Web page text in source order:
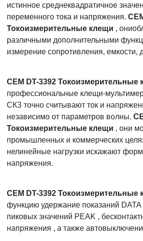
истинное среднеквадратичное
переменного тока и напряжения.
Токоизмерительные клещи ,
различными дополнительными
измерение сопротивления, емкости,
CEM DT-3392 Токоизмерительные
профессиональные клещи-
СКЗ точно считывают ток и
независимо от параметров волны.
Токоизмерительные клещи , они
промышленных и коммерческих
нелинейные нагрузки искажают
напряжения.
CEM DT-3392 Токоизмерительные
функцию удержание показаний DATA
пиковых значений PEAK ,
напряжения , а также